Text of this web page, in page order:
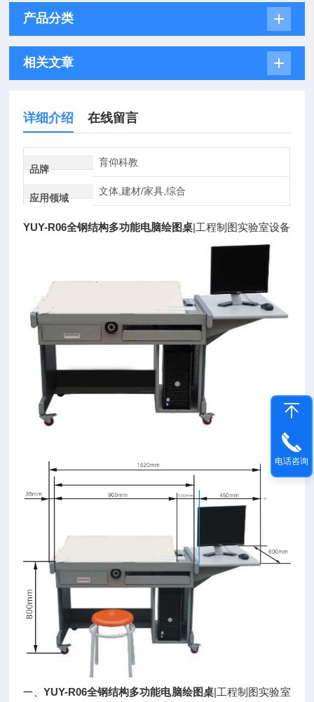
产品分类
相关文章
详细介绍 在线留言
品牌
育仰科教
应用领域
文体,建材/家具,综合
YUY-R06全钢结构多功能电脑绘图桌|工程制图实验室设备
一、 YUY-R06全钢结构多功能电脑绘图桌|工程制图实验室
电话咨询